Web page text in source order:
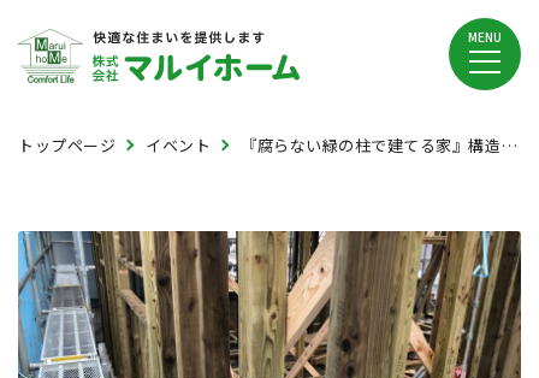
MENU
トップページ イベント 『腐らない緑の柱で建てる家』構造見学会開催♪（郡山市大槻町南反田）